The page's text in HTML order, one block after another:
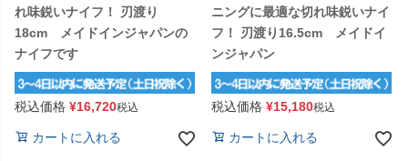
れ味鋭いナイフ！ 刃渡り
18cm メイドインジャパンの
ナイフです
税込価格 ¥16,720税込
カートに入れる
ニングに最適な切れ味鋭いナイ
フ！ 刃渡り16.5cm メイドイ
ンジャパン
税込価格 ¥15,180税込
カートに入れる